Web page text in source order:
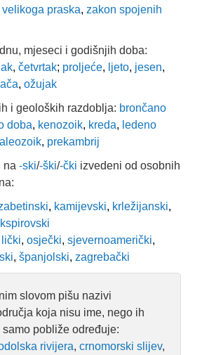
praska, zakon spojenih
mjeseci i godišnjih doba:
, četvrtak; proljeće, ljeto, jesen,
, ožujak
i geoloških razdoblja: brončano
doba, kenozoik, kreda, ledeno
, prekambrij
na -ski/-ški/-čki izvedeni od osobnih
, kamijevski, krležijanski,
lički, osječki, sjevernoamerički,
, španjolski, zagrebački
slovom pišu nazivi
koja nisu ime, nego ih
pobliže određuje:
rivijera, crnomorski slijev,